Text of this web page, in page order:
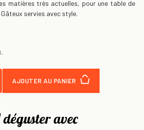
matières très actuelles, pour une table de
servies avec style.
AJOUTER AU PANIER
avec